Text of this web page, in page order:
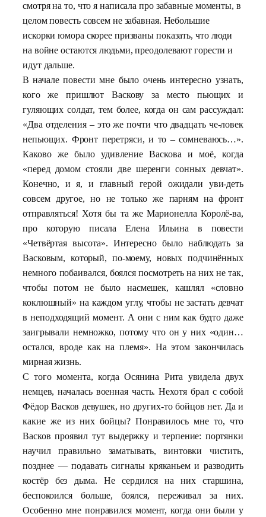
смотря на то, что я написала про забавные моменты, в
целом повесть совсем не забавная. Небольшие
искорки юмора скорее призваны показать, что люди
на войне остаются людьми, преодолевают горести и
идут дальше.
В начале повести мне было очень интересно узнать,
кого же пришлют Васкову за место пьющих и
гуляющих солдат, тем более, когда он сам рассуждал:
«Два отделения – это же почти что двадцать че-ловек
непьющих. Фронт перетряси, и то – сомневаюсь…».
Каково же было удивление Васкова и моё, когда
«перед домом стояли две шеренги сонных девчат».
Конечно, и я, и главный герой ожидали уви-деть
совсем другое, но не только же парням на фронт
отправляться! Хотя бы та же Марионелла Королё-ва,
про которую писала Елена Ильина в повести
«Четвёртая высота». Интересно было наблюдать за
Васковым, который, по-моему, новых подчинённых
немного побаивался, боялся посмотреть на них не так,
чтобы потом не было насмешек, кашлял «словно
коклюшный» на каждом углу, чтобы не застать девчат
в неподходящий момент. А они с ним как будто даже
заигрывали немножко, потому что он у них «один…
остался, вроде как на племя». На этом закончилась
мирная жизнь.
С того момента, когда Осянина Рита увидела двух
немцев, началась военная часть. Нехотя брал с собой
Фёдор Васков девушек, но других-то бойцов нет. Да и
какие же из них бойцы? Понравилось мне то, что
Васков проявил тут выдержку и терпение: портянки
научил правильно заматывать, винтовки чистить,
позднее — подавать сигналы кряканьем и разводить
костёр без дыма. Не сердился на них старшина,
беспокоился больше, боялся, переживал за них.
Особенно мне понравился момент, когда они были у